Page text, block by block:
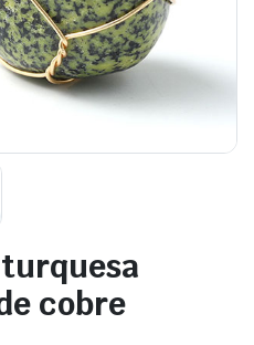
cobre